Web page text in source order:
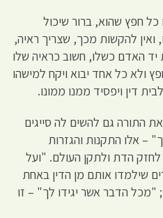
כל חפץ שהוא, ברור שיכול
ואין להקשות מכך, שצריך ראיה,
האדם כשלו, חשוב כראיה שלו
ולא כל אחד יבוא ויקח למישהו
דין ויפסיד ממנו ממונו.
התורה גם להשים לה סייגים
– אלו התקנות והגזרות
לחזק הדת ולתקן העולם. "ועל
שילמדו אותם מן הדין באחת
הדבר אשר יגידו לך" – זו